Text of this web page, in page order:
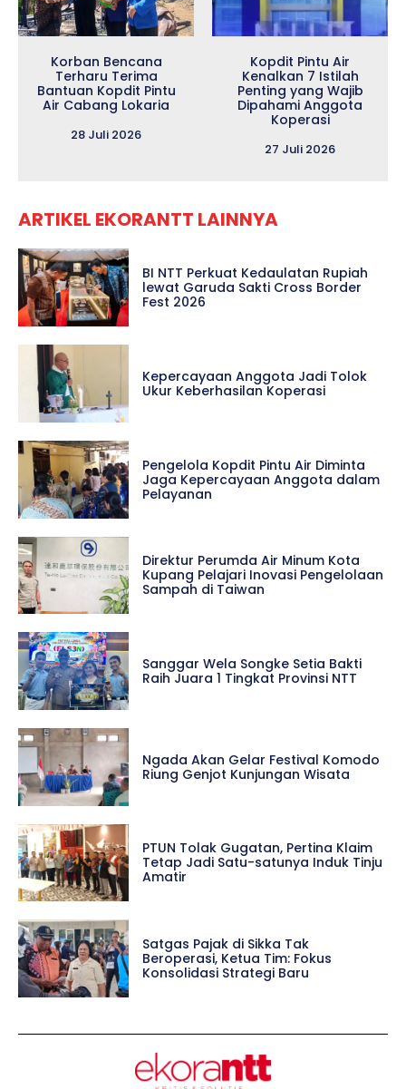
Korban Bencana
Terharu Terima
Bantuan Kopdit Pintu
Air Cabang Lokaria
28 Juli 2026
Kopdit Pintu Air
Kenalkan 7 Istilah
Penting yang Wajib
Dipahami Anggota
Koperasi
27 Juli 2026
ARTIKEL EKORANTT LAINNYA
BI NTT Perkuat Kedaulatan Rupiah
lewat Garuda Sakti Cross Border
Fest 2026
Kepercayaan Anggota Jadi Tolok
Ukur Keberhasilan Koperasi
Pengelola Kopdit Pintu Air Diminta
Jaga Kepercayaan Anggota dalam
Pelayanan
Direktur Perumda Air Minum Kota
Kupang Pelajari Inovasi Pengelolaan
Sampah di Taiwan
Sanggar Wela Songke Setia Bakti
Raih Juara 1 Tingkat Provinsi NTT
Ngada Akan Gelar Festival Komodo
Riung Genjot Kunjungan Wisata
PTUN Tolak Gugatan, Pertina Klaim
Tetap Jadi Satu-satunya Induk Tinju
Amatir
Satgas Pajak di Sikka Tak
Beroperasi, Ketua Tim: Fokus
Konsolidasi Strategi Baru